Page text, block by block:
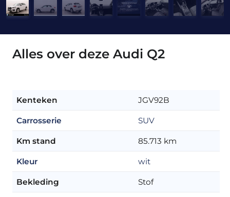
Alles over deze Audi Q2
Kenteken JGV92B
Carrosserie SUV
Km stand 85.713 km
Kleur wit
Bekleding Stof